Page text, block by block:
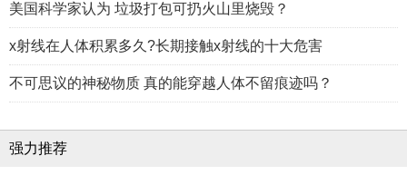
美国科学家认为 垃圾打包可扔火山里烧毁？
x射线在人体积累多久?长期接触x射线的十大危害
不可思议的神秘物质 真的能穿越人体不留痕迹吗？
强力推荐